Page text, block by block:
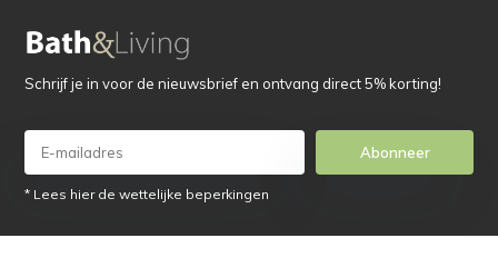
Schrijf je in voor de nieuwsbrief en ontvang direct 5% korting!
Abonneer
* Lees hier de wettelijke beperkingen